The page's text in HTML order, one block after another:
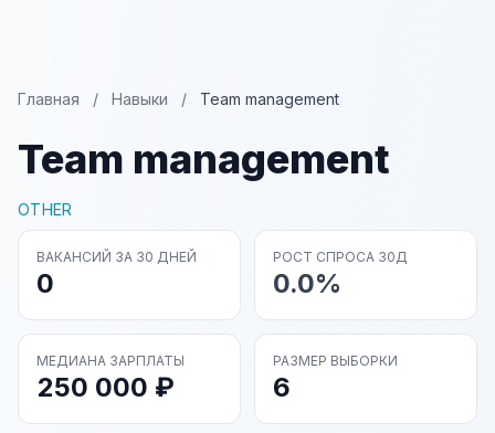
Главная / Навыки / Team management
Team management
OTHER
ВАКАНСИЙ ЗА 30 ДНЕЙ
0
РОСТ СПРОСА 30Д
0.0%
МЕДИАНА ЗАРПЛАТЫ
250 000 ₽
РАЗМЕР ВЫБОРКИ
6